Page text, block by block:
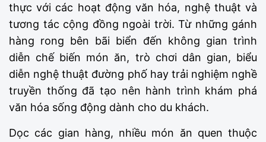
thực với các hoạt động văn hóa, nghệ thuật và
tương tác cộng đồng ngoài trời. Từ những gánh
hàng rong bên bãi biển đến không gian trình
diễn chế biến món ăn, trò chơi dân gian, biểu
diễn nghệ thuật đường phố hay trải nghiệm nghề
truyền thống đã tạo nên hành trình khám phá
văn hóa sống động dành cho du khách.
Dọc các gian hàng, nhiều món ăn quen thuộc